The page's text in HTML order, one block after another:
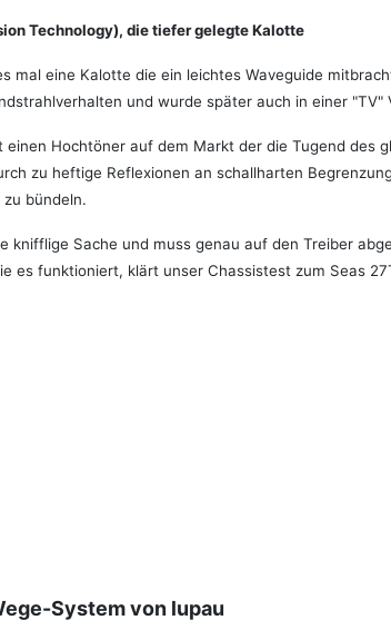
Technology), die tiefer gelegte Kalotte
mal eine Kalotte die ein leichtes Waveguide
und wurde später auch in einer
einen Hochtöner auf dem Markt der die Tugend
zu heftige Reflexionen an schallharten
bündeln.
knifflige Sache und muss genau auf den Treiber
es funktioniert, klärt unser Chassistest zum Seas
System von lupau